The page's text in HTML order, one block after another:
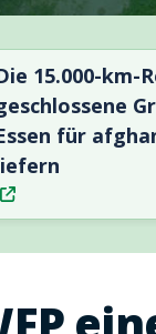
15.000-km-
für